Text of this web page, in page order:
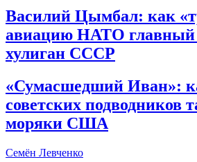
Василий Цымбал: как
авиацию НАТО главный
хулиган СССР
«Сумасшедший Иван»:
советских подводников
моряки США
Семён Левченко